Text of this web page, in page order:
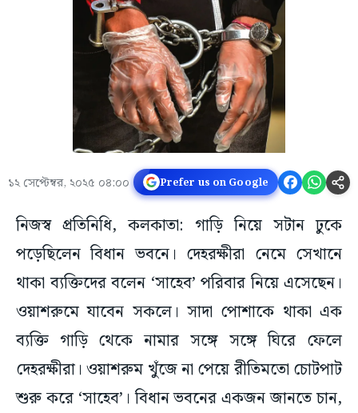
১২ সেপ্টেম্বর, ২০২৫ ০৪:০০ Prefer us on Google
নিজস্ব প্রতিনিধি, কলকাতা: গাড়ি নিয়ে সটান ঢুকে
পড়েছিলেন বিধান ভবনে। দেহরক্ষীরা নেমে সেখানে
থাকা ব্যক্তিদের বলেন ‘সাহেব’ পরিবার নিয়ে এসেছেন।
ওয়াশরুমে যাবেন সকলে। সাদা পোশাকে থাকা এক
ব্যক্তি গাড়ি থেকে নামার সঙ্গে সঙ্গে ঘিরে ফেলে
দেহরক্ষীরা। ওয়াশরুম খুঁজে না পেয়ে রীতিমতো চোটপাট
শুরু করে ‘সাহেব’। বিধান ভবনের একজন জানতে চান,